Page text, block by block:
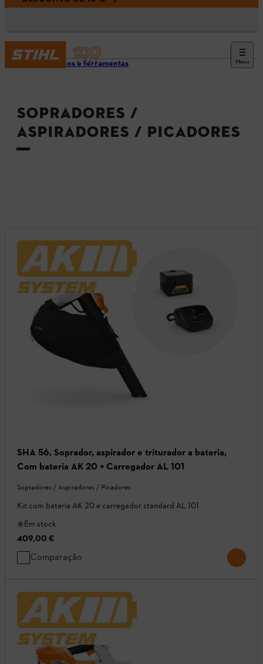
Menu
Aparelhos e ferramentas
SOPRADORES /
ASPIRADORES / PICADORES
SHA 56, Soprador, aspirador e triturador a bateria,
Com bateria AK 20 + Carregador AL 101
Sopradores / Aspiradores / Picadores
Kit com bateria AK 20 e carregador standard AL 101
Em stock
409,00 €
Comparação